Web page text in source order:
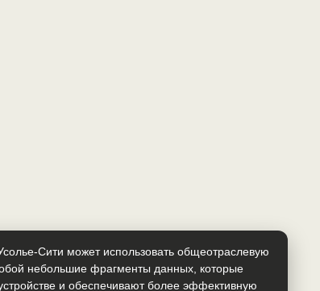
Сити может использовать общеотраслевую
небольшие фрагменты данных, которые
и обеспечивают более эффективную